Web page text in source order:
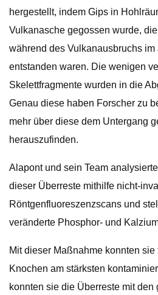
hergestellt, indem Gips in
Vulkanasche gegossen wurde,
während des Vulkanausbruchs im
entstanden waren. Die wenigen
Skelettfragmente wurden in die
Genau diese haben Forscher zu
mehr über diese dem Untergang
herauszufinden.
Alapont und sein Team
dieser Überreste mithilfe nicht-
Röntgenfluoreszenzscans und
veränderte Phosphor- und
Mit dieser Maßnahme konnten
Knochen am stärksten
konnten sie die Überreste mit den